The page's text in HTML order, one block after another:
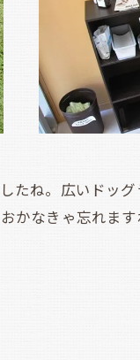
ね。広いドッグ
かなきゃ忘れま